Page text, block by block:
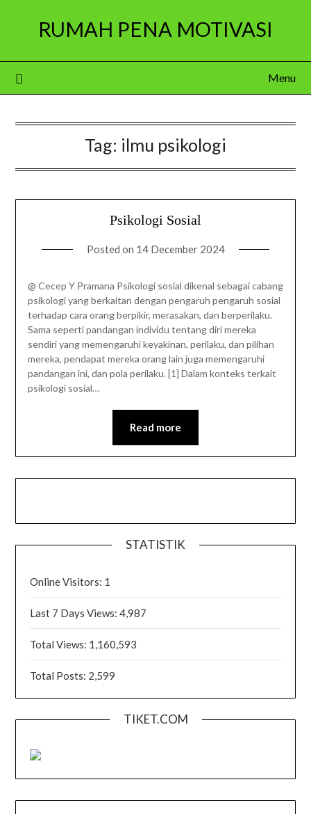
RUMAH PENA MOTIVASI
Menu
Tag: ilmu psikologi
Psikologi Sosial
Posted on 14 December 2024
@ Cecep Y Pramana Psikologi sosial dikenal sebagai cabang
psikologi yang berkaitan dengan pengaruh pengaruh sosial
terhadap cara orang berpikir, merasakan, dan berperilaku.
Sama seperti pandangan individu tentang diri mereka
sendiri yang memengaruhi keyakinan, perilaku, dan pilihan
mereka, pendapat mereka orang lain juga memengaruhi
pandangan ini, dan pola perilaku. [1] Dalam konteks terkait
psikologi sosial…
Read more
STATISTIK
Online Visitors: 1
Last 7 Days Views:4,987
Total Views: 1,160,593
Total Posts: 2,599
TIKET.COM